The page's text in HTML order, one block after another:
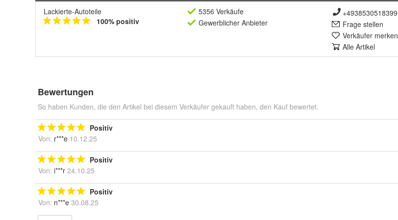
Lackierte-Autoteile
100% positiv
5356 Verkäufe
Gewerblicher Anbieter
+4938530518399
Frage stellen
Verkäufer merken
Alle Artikel
Bewertungen
So haben Kunden, die den Artikel bei diesem Verkäufer gekauft haben, den Kauf bewertet.
Positiv
Von: r***e 10.12.25
Positiv
Von: i***r 24.10.25
Positiv
Von: n***e 30.08.25